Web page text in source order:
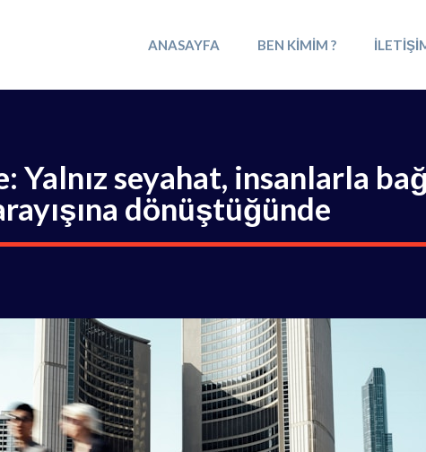
ANASAYFA BEN KIMIM ?
Yalnız seyahat, insanlarla
dönüştüğünde